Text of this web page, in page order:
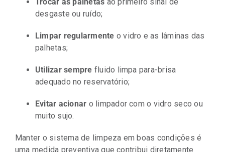
Trocar as palhetas ao primeiro sinal de
desgaste ou ruído;
Limpar regularmente o vidro e as lâminas das
palhetas;
Utilizar sempre fluido limpa para-brisa
adequado no reservatório;
Evitar acionar o limpador com o vidro seco ou
muito sujo.
Manter o sistema de limpeza em boas condições é
uma medida preventiva que contribui diretamente